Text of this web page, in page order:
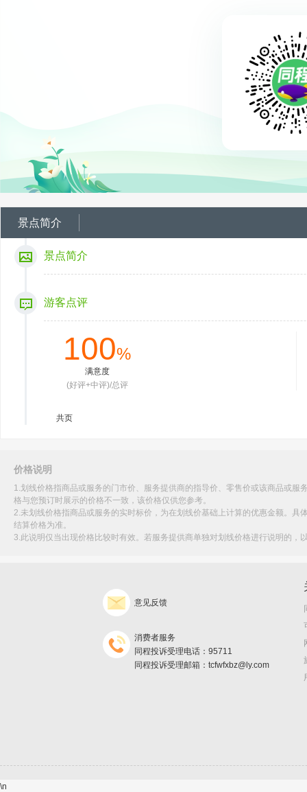
景点简介
景点简介
游客点评
100%
满意度
(好评+中评)/总评
共页
价格说明
1.划线价格指商品或服务的门市价、服务提供商的指导价、零售价或该商品或
格与您预订时展示的价格不一致，该价格仅供您参考。
2.未划线价格指商品或服务的实时标价，为在划线价基础上计算的优惠金额。
结算价格为准。
3.此说明仅当出现价格比较时有效。若服务提供商单独对划线价格进行说明的
意见反馈
消费者服务
同程投诉受理电话：95711
同程投诉受理邮箱：tcfwfxbz@ly.com
\n